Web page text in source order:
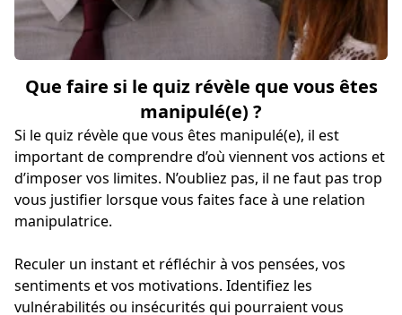
Que faire si le quiz révèle que vous êtes
manipulé(e) ?
Si le quiz révèle que vous êtes manipulé(e), il est
important de comprendre d’où viennent vos actions et
d’imposer vos limites. N’oubliez pas, il ne faut pas trop
vous justifier lorsque vous faites face à une relation
manipulatrice.
Reculer un instant et réfléchir à vos pensées, vos
sentiments et vos motivations. Identifiez les
vulnérabilités ou insécurités qui pourraient vous